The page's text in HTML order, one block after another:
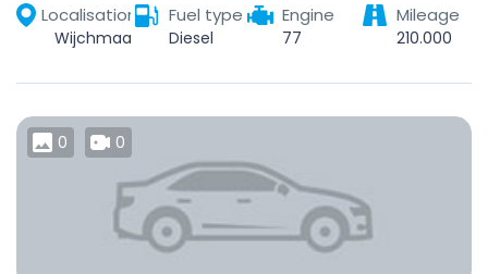
Localisation Fuel type
Diesel
Engine
77
Mileage
210.000
0 0